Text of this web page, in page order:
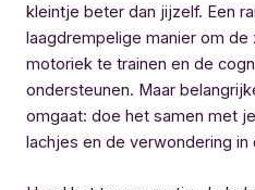
kleintje beter dan jijzelf. Een
laagdrempelige manier om
motoriek te trainen en de
ondersteunen. Maar
omgaat: doe het samen met
lachjes en de verwondering